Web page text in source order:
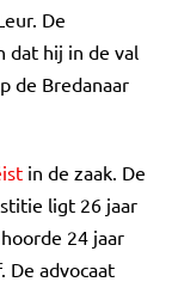
De
dat hij in de val
de Bredanaar
in de zaak. De
ligt 26 jaar
24 jaar
De advocaat